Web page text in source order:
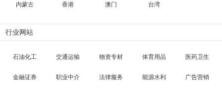
内蒙古 香港 澳门 台湾
行业网站
石油化工 交通运输 物资专材 体育用品 医药卫生
金融证券 职业中介 法律服务 能源水利 广告营销